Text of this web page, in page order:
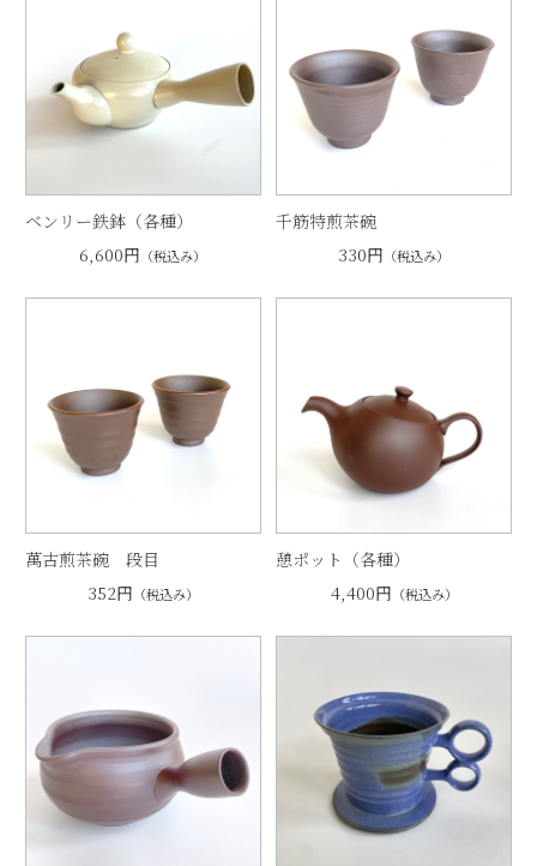
ベンリー鉄鉢（各種）
6,600円 （税込み）
千筋特煎茶碗
330円 （税込み）
萬古煎茶碗 段目
352円 （税込み）
憩ポット（各種）
4,400円 （税込み）